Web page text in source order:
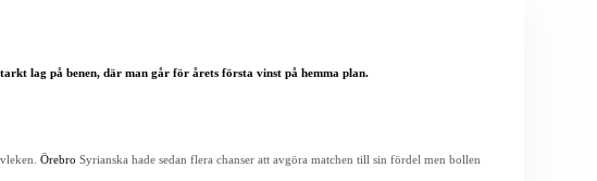
lag på benen, där man går för årets första vinst på hemma plan.
Örebro Syrianska hade sedan flera chanser att avgöra matchen till sin fördel men bollen